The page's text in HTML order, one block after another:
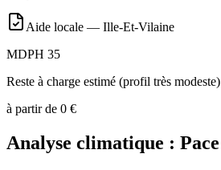
Aide locale — Ille-Et-Vilaine
MDPH 35
Reste à charge estimé (profil très modeste)
à partir de 0 €
Analyse climatique : Pace